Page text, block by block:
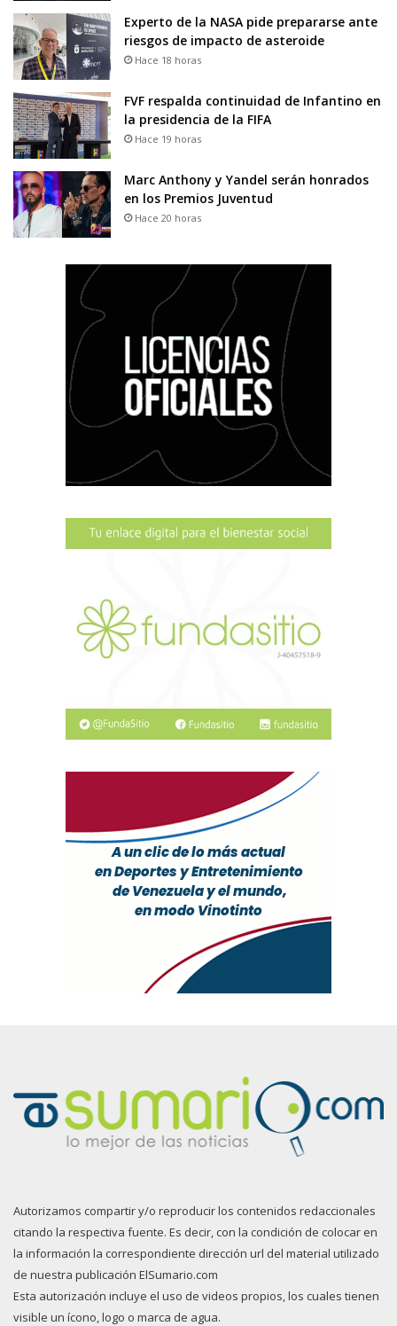
Experto de la NASA pide prepararse ante
riesgos de impacto de asteroide
Hace 18 horas
FVF respalda continuidad de Infantino en
la presidencia de la FIFA
Hace 19 horas
Marc Anthony y Yandel serán honrados
en los Premios Juventud
Hace 20 horas
Autorizamos compartir y/o reproducir los contenidos redaccionales
citando la respectiva fuente. Es decir, con la condición de colocar en
la información la correspondiente dirección url del material utilizado
de nuestra publicación ElSumario.com
Esta autorización incluye el uso de videos propios, los cuales tienen
visible un ícono, logo o marca de agua.